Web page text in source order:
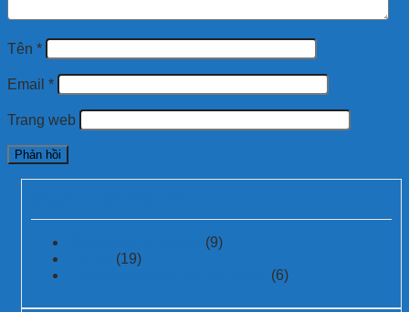
Tên *
Email *
Trang web
(9)
(19)
(6)